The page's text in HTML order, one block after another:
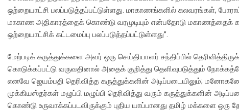
ஒற்றையாட்சி பலப்படுத்தப்பட்டுள்ளது. மாகாணங்களில் கலவரங்கள்,
மாகாண அதிகாரத்தைக் கொண்டு வரமுடியும் என்பதோடு மகாணத்தைக்
ஒற்றையாட்சிக் கட்டமைப்பு பலப்படுத்தப்பட்டுள்ளது”.
மேற்படிக் கருத்துக்களை அவர் ஒரு செய்தியாளர் சந்திப்பில்
கொடுக்கப்பட்டு வருவதினால் அதைக் குறித்து தெளிவுபடுத்தும்
எனவே ஜெயம்பதி தெரிவித்த கருத்துக்களின் அடிப்படையிலும்;
முக்கியஸ்தர்கள் மழுப்பி மழுப்பி தெரிவித்து வரும் கருத்துக்களின்
கொண்டு உருவாக்கப்படவிருக்கும் புதிய யாப்பானது தமிழ் மக்களை